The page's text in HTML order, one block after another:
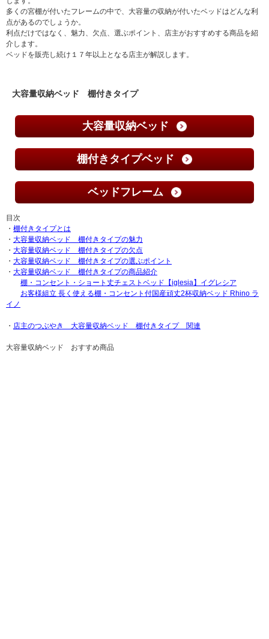
多くの宮棚が付いたフレームの中で、大容量の収納が付いたベッドはどんな利
点があるのでしょうか。
利点だけではなく、魅力、欠点、選ぶポイント、店主がおすすめする商品を紹
介します。
ベッドを販売し続け１７年以上となる店主が解説します。
大容量収納ベッド 棚付きタイプ
大容量収納ベッド
棚付きタイプベッド
ベッドフレーム
目次
・ 棚付きタイプとは
・ 大容量収納ベッド 棚付きタイプの魅力
・ 大容量収納ベッド 棚付きタイプの欠点
・ 大容量収納ベッド 棚付きタイプの選ぶポイント
・ 大容量収納ベッド 棚付きタイプの商品紹介
棚・コンセント・ショート丈チェストベッド【iglesia】イグレシア
お客様組立 長く使える棚・コンセント付国産頑丈2杯収納ベッド Rhino ラ
イノ
・ 店主のつぶやき 大容量収納ベッド 棚付きタイプ 関連
大容量収納ベッド おすすめ商品